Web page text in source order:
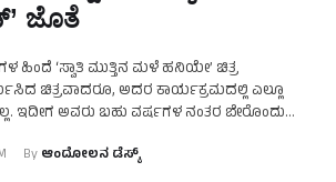
ಜೊತೆ
ಹಿಂದೆ ‘ಸ್ವಾತಿ ಮುತ್ತಿನ ಮಳೆ ಹನಿಯೇ’ ಚಿತ್ರ
ಚಿತ್ರವಾದರೂ, ಅದರ ಕಾರ್ಯಕ್ರಮದಲ್ಲಿ ಎಲ್ಲೂ
ಇದೀಗ ಅವರು ಬಹು ವರ್ಷಗಳ ನಂತರ ಬೇರೊಂದು
By ಆಂದೋಲನ ಡೆಸ್ಕ್